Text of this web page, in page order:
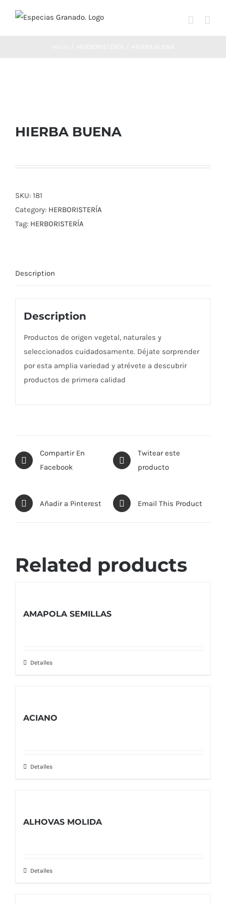
HIERBA BUENA
SKU: 181
Category: HERBORISTERÍA
Tag: HERBORISTERÍA
Description
Description
Productos de origen vegetal, naturales y
seleccionados cuidadosamente. Déjate sorprender
por esta amplia variedad y atrévete a descubrir
productos de primera calidad
Compartir En
Facebook
Twitear este
producto
Añadir a Pinterest Email This Product
Related products
AMAPOLA SEMILLAS
Detalles
ACIANO
Detalles
ALHOVAS MOLIDA
Detalles